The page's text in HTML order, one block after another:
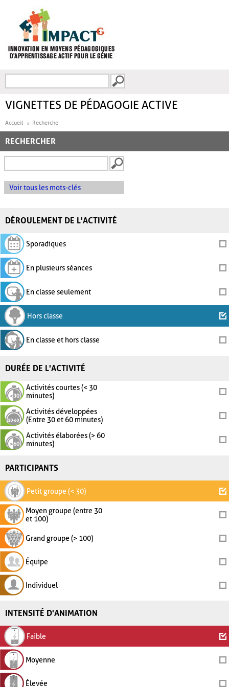
FORMULAIRE DE
VIGNETTES DE PÉDAGOGIE ACTIVE
Accueil Recherche
RECHERCHER
Voir tous les mots-clés
DÉROULEMENT DE L'ACTIVITÉ
Sporadiques
En plusieurs séances
En classe seulement
Hors classe
En classe et hors classe
DURÉE DE L'ACTIVITÉ
Activités courtes (< 30
minutes)
Activités développées
(Entre 30 et 60 minutes)
Activités élaborées (> 60
minutes)
PARTICIPANTS
Petit groupe (< 30)
Moyen groupe (entre 30
et 100)
Grand groupe (> 100)
Équipe
Individuel
INTENSITÉ D'ANIMATION
Faible
Moyenne
Élevée